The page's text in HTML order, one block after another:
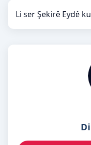
Li ser Şekirê Eydê